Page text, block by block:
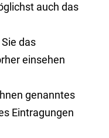
auch das
das
einsehen
genanntes
Eintragungen